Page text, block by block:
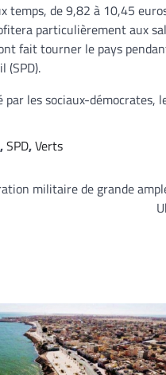
temps, de 9,82 à 10,45
particulièrement aux
fait tourner le pays
(SPD).
les sociaux-démocrates,
,SPD,Verts
militaire de grande